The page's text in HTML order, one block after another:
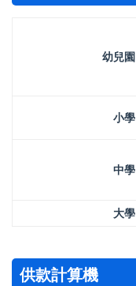
幼兒園
小學
中學
大學
供款計算機